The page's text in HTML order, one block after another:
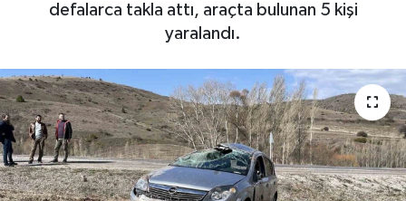
defalarca takla attı, araçta bulunan 5 kişi
yaralandı.
EĞİTİM
YAŞAM
ÇEVRE
Son Dakika Haberleri
Haber Arşivi